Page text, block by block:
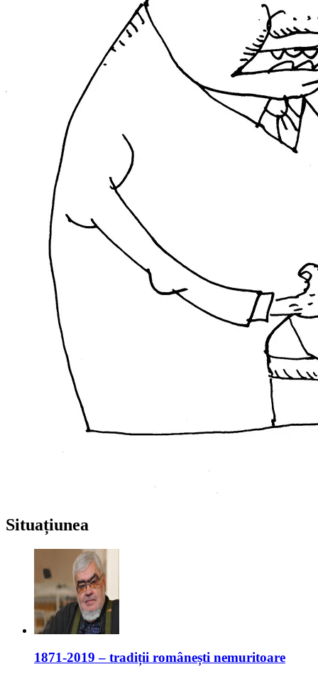
Situațiunea
1871-2019 – tradiții românești nemuritoare